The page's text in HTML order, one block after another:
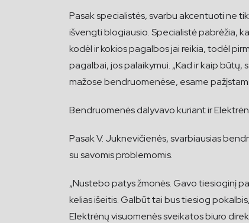
Pasak specialistės, svarbu akcentuoti ne
išvengti blogiausio. Specialistė pabrėžia,
kodėl ir kokios pagalbos jai reikia, todėl
pagalbai, jos palaikymui. „Kad ir kaip
mažose bendruomenėse, esame
Bendruomenės dalyvavo kuriant ir
Pasak V. Juknevičienės, svarbiausias
su savomis problemomis.
„Nustebo patys žmonės. Gavo tiesioginį
kelias išeitis. Galbūt tai bus tiesiog
Elektrėnų visuomenės sveikatos biuro